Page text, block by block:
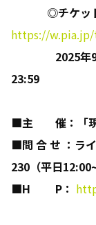
◎チケ
https://
2025年
23:59
■主 催：
■問 合 せ ：ラ
230 （平日
■H P ：